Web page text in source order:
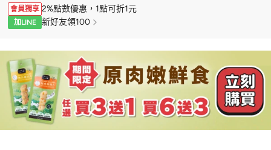
會員獨享 2%點數優惠，1點可折1元
加LINE 新好友領100